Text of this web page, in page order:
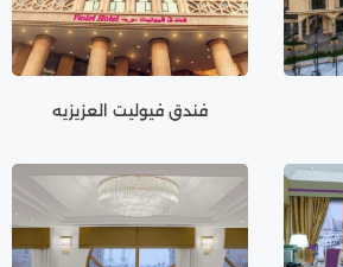
فندق فيوليت العزيزيه